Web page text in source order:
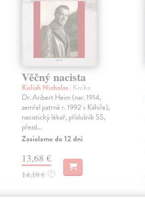
Věčný nacista
Kulish Nicholas| Kniha
Dr. Aribert Heim (nar. 1914,
zemřel patrně r. 1992 v Káhiře),
nacistický lékař, příslušník SS,
přezd...
Zasielame do 12 dní
13,68 €
14,10 € ?